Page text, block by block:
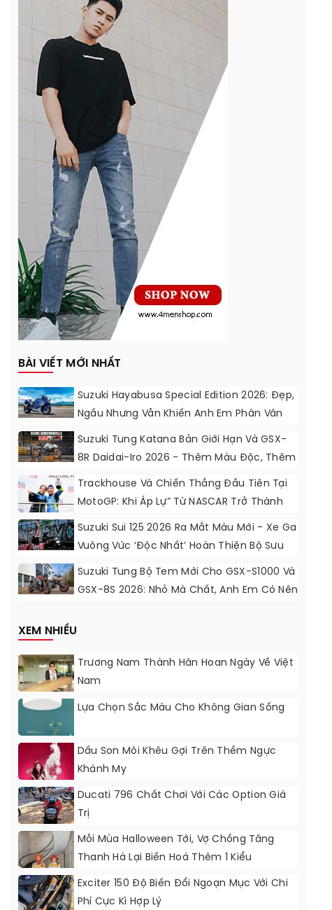
BÀI VIẾT MỚI NHẤT
Suzuki Hayabusa Special Edition 2026: Đẹp,
Ngầu Nhưng Vẫn Khiến Anh Em Phân Vân
Suzuki Tung Katana Bản Giới Hạn Và GSX-
8R Daidai-Iro 2026 - Thêm Màu Độc, Thêm
Đồ Chơi, Thêm Cá Tính
Trackhouse Và Chiến Thắng Đầu Tiên Tại
MotoGP: Khi Áp Lự” Từ NASCAR Trở Thành
Động Lực Ngọt Ngào
Suzuki Sui 125 2026 Ra Mắt Màu Mới - Xe Ga
Vuông Vức ‘độc Nhất’ Hoàn Thiện Bộ Sưu
Tập 7 Sắc Cầu Vồng
Suzuki Tung Bộ Tem Mới Cho GSX-S1000 Và
GSX-8S 2026: Nhỏ Mà Chất, Anh Em Có Nên
XEM NHIỀU
Trương Nam Thành Hân Hoan Ngày Về Việt
Nam
Lựa Chọn Sắc Màu Cho Không Gian Sống
Dấu Son Môi Khêu Gợi Trên Thềm Ngực
Khánh My
Ducati 796 Chất Chơi Với Các Option Giá
Trị
Mỗi Mùa Halloween Tới, Vợ Chồng Tăng
Thanh Hà Lại Biến Hoá Thêm 1 Kiểu
Exciter 150 Độ Biến Đổi Ngoạn Mục Với Chi
Phí Cực Kì Hợp Lý